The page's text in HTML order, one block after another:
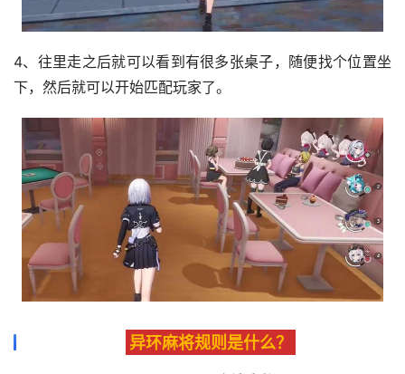
4、往里走之后就可以看到有很多张桌子，随便找个位置坐
下，然后就可以开始匹配玩家了。
异环麻将规则是什么？